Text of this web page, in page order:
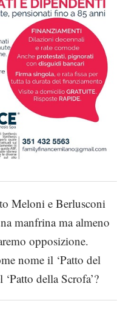
Meloni e Berlusconi
manfrina ma almeno
opposizione.
nome il ‘Patto del
della Scrofa’?